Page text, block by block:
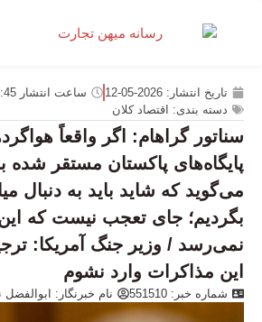
تاریخ انتشار: 2026-05-12 ساعت انتشار
دسته بندی: اقتصاد کلان
سناتور گراهام: اگر واقعاً
پایگاه‌های پاکستان مستقر شده
می‌گوید که شاید باید به دنبال
بگردیم؛ جای تعجب نیست که
نمی‌رسد / وزیر جنگ آمریکا:
این مذاکرات وارد نشوم
شماره خبر: 551510 نام خبرنگار: ابوالفضل